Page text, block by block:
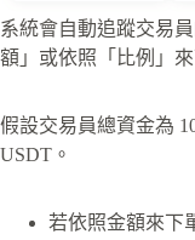
系統會自動追蹤交易
額」或依照「比例」來
假設交易員總資金為
USDT。
若依照金額來下